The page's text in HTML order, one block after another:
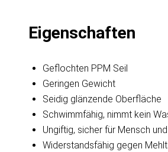
Eigenschaften
Geflochten PPM Seil
Geringen Gewicht
Seidig glänzende Oberfläche
Schwimmfähig, nimmt kein
Ungiftig, sicher für Mensch
Widerstandsfähig gegen